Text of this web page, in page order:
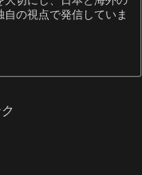
の視点で発信していま